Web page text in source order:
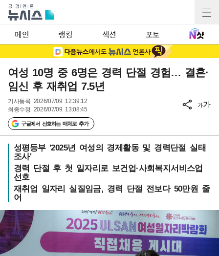
메인 랭킹 섹션 포토
여성 10명 중 6명은 경력 단절 경험… 결혼·
임신 후 재취업 7.5년
기사등록 2026/07/09 12:39:12
최종수정 2026/07/09 13:08:45
구글에서 선호하는 매체로 추가
가가
성평등부 '2025년 여성의 경제활동 및 경력단절 실태
조사'
경력 단절 후 첫 일자리로 보건업·사회복지서비스업
선호
재취업 일자리 실질임금, 경력 단절 전보다 50만원 줄
어